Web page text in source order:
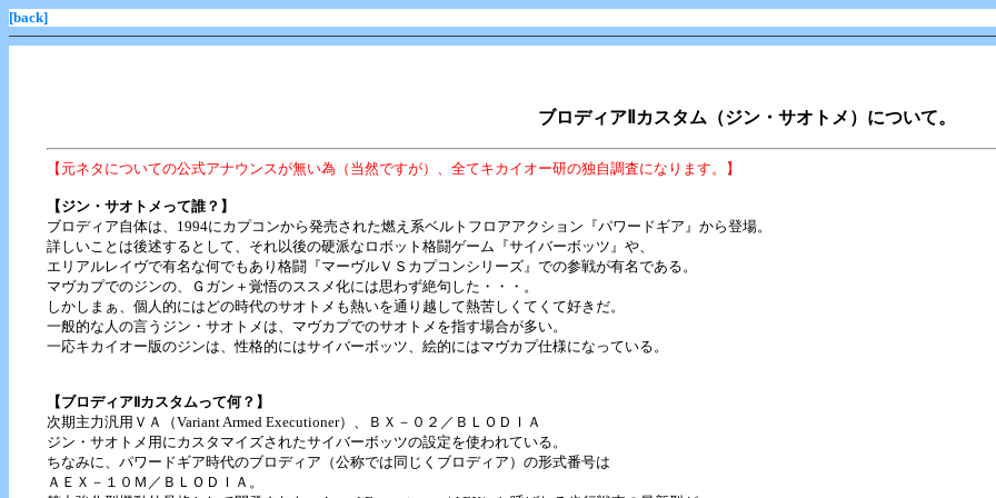
[back]
ブロディアⅡカスタム（ジン・サオトメ）について。
【元ネタについての公式アナウンスが無い為（当然ですが）、全てキカイオー研の独自調査になります。】
【ジン・サオトメって誰？】
ブロディア自体は、1994にカプコンから発売された燃え系ベルトフロアアクション『パワードギア』から登場。
詳しいことは後述するとして、それ以後の硬派なロボット格闘ゲーム『サイバーボッツ』や、
エリアルレイヴで有名な何でもあり格闘『マーヴルＶＳカプコンシリーズ』での参戦が有名である。
マヴカプでのジンの、Ｇガン＋覚悟のススメ化には思わず絶句した・・・。
しかしまぁ、個人的にはどの時代のサオトメも熱いを通り越して熱苦しくてくて好きだ。
一般的な人の言うジン・サオトメは、マヴカプでのサオトメを指す場合が多い。
一応キカイオー版のジンは、性格的にはサイバーボッツ、絵的にはマヴカプ仕様になっている。
【ブロディアⅡカスタムって何？】
次期主力汎用ＶＡ（Variant Armed Executioner）、ＢＸ－０２／ＢＬＯＤＩＡ
ジン・サオトメ用にカスタマイズされたサイバーボッツの設定を使われている。
ちなみに、パワードギア時代のブロディア（公称では同じくブロディア）の形式番号は
ＡＥＸ－１０Ｍ／ＢＬＯＤＩＡ。